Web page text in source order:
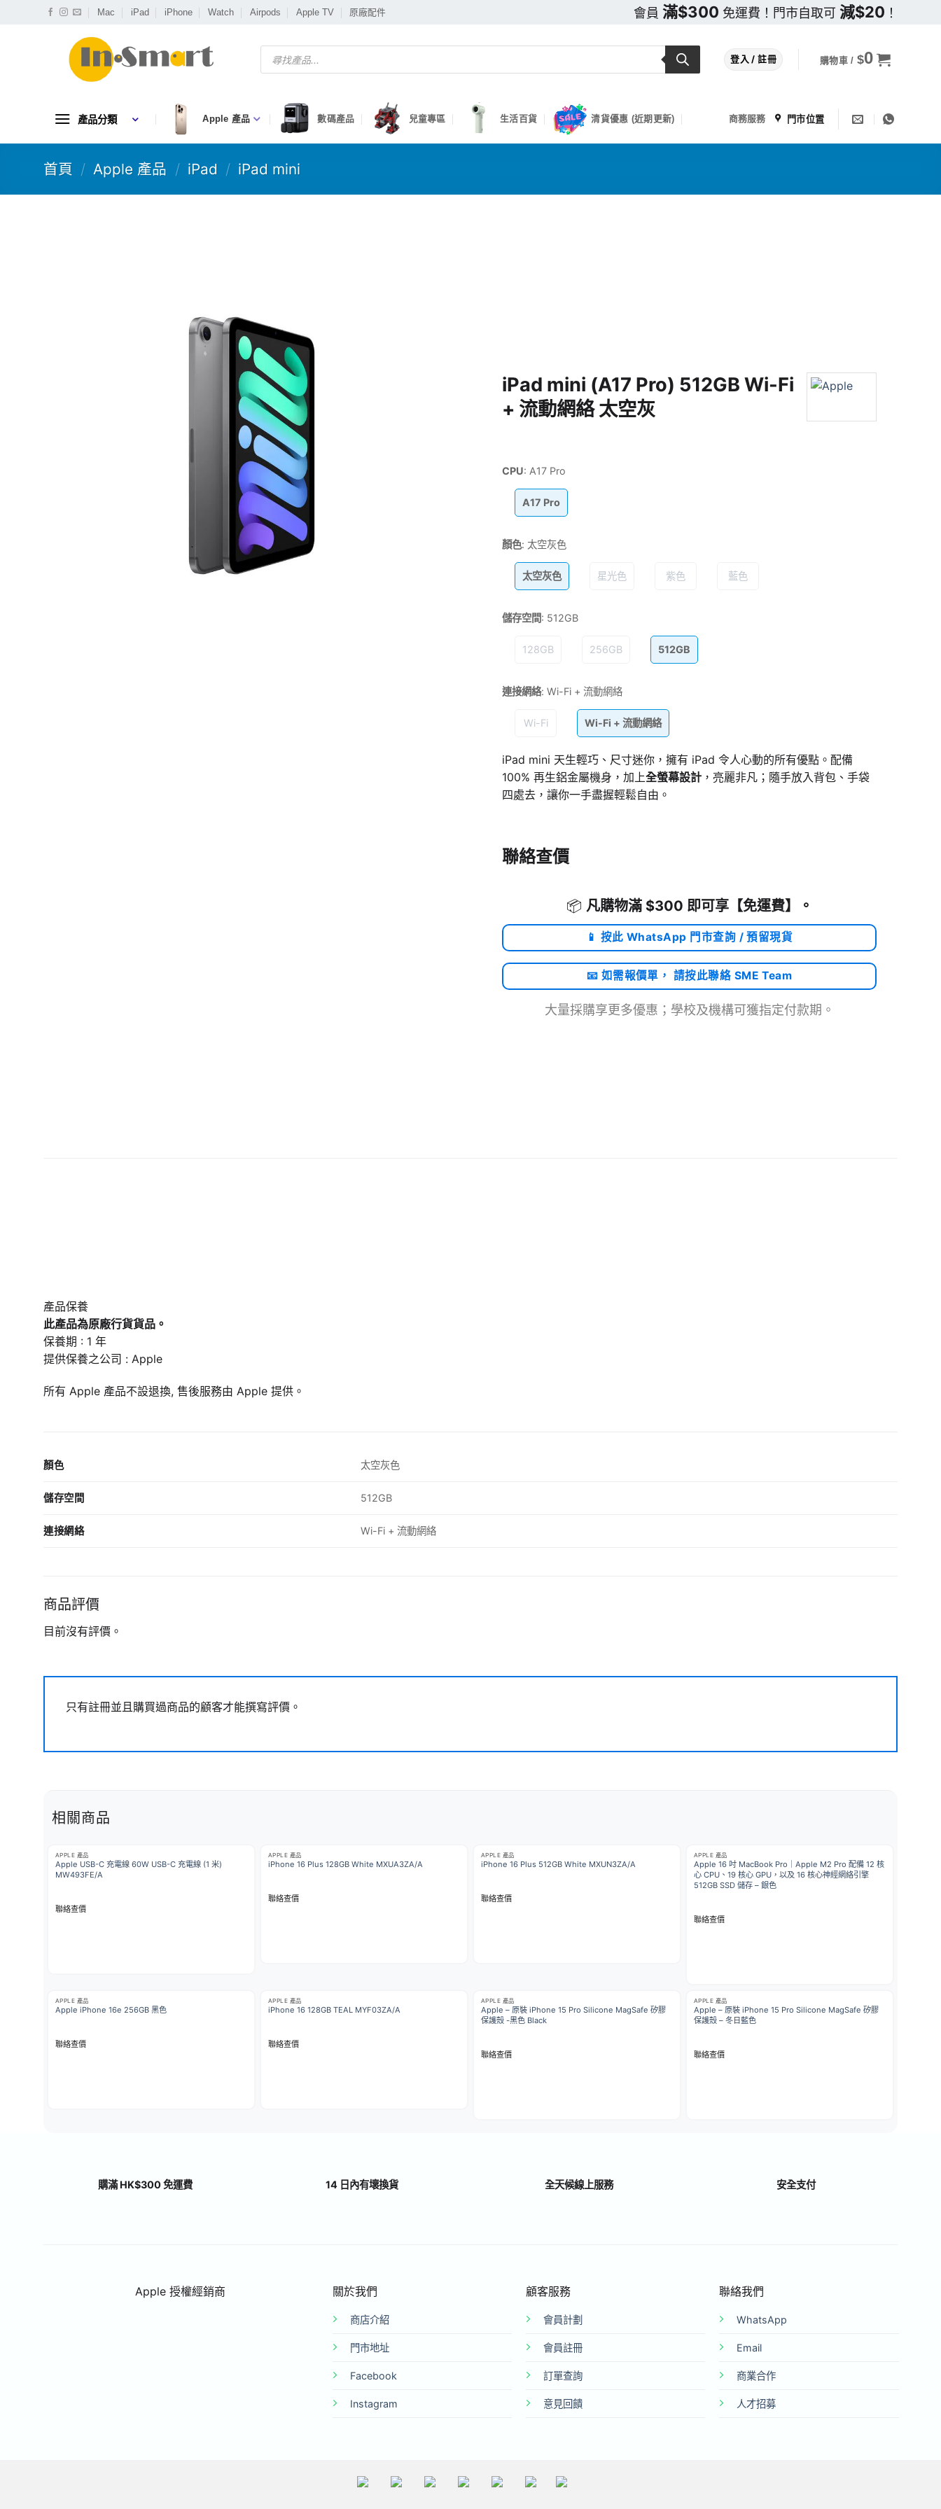
Mac iPad iPhone Watch Airpods Apple TV 原廠配件 會員 滿$300 免運費！門市自取可 減$20 ！
Products
search
登入 / 註冊 購物車 / $0
產品分類 Apple 產品 數碼產品 兒童專區 生活百貨 清貨優惠 (近期更新) 商務服務 門市位置
首頁 / Apple 產品 / iPad / iPad mini
iPad mini (A17 Pro) 512GB Wi-Fi
+ 流動網絡 太空灰
CPU: A17 Pro
A17 Pro
顏色: 太空灰色
太空灰色 星光色 紫色 藍色
儲存空間: 512GB
128GB 256GB 512GB
連接網絡: Wi-Fi + 流動網絡
Wi-Fi Wi-Fi + 流動網絡
iPad mini 天生輕巧、尺寸迷你，擁有 iPad 令人心動的所有優點。配備
100% 再生鋁金屬機身，加上全螢幕設計，亮麗非凡；隨手放入背包、 手袋
四處去，讓你一手盡握輕鬆自由。
聯絡查價
📦 凡購物滿 $300 即可享【免運費】 。
📱 按此 WhatsApp 門市查詢 / 預留現貨
📧 如需報價單， 請按此聯絡 SME Team
大量採購享更多優惠；學校及機構可獲指定付款期。
產品保養
此產品為原廠行貨貨品。
保養期 : 1 年
提供保養之公司 : Apple
所有 Apple 產品不設退換, 售後服務由 Apple 提供。
顏色 太空灰色
儲存空間 512GB
連接網絡 Wi-Fi + 流動網絡
商品評價
目前沒有評價。
只有註冊並且購買過商品的顧客才能撰寫評價。
相關商品
APPLE 產品
Apple USB-C 充電線 60W USB-C 充電線 (1 米)
MW493FE/A
聯絡查價
APPLE 產品
iPhone 16 Plus 128GB White MXUA3ZA/A
聯絡查價
APPLE 產品
iPhone 16 Plus 512GB White MXUN3ZA/A
聯絡查價
APPLE 產品
Apple 16 吋 MacBook Pro｜Apple M2 Pro 配備 12 核
心 CPU、19 核心 GPU，以及 16 核心神經網絡引擎
512GB SSD 儲存 – 銀色
聯絡查價
APPLE 產品
Apple iPhone 16e 256GB 黑色
聯絡查價
APPLE 產品
iPhone 16 128GB TEAL MYF03ZA/A
聯絡查價
APPLE 產品
Apple – 原裝 iPhone 15 Pro Silicone MagSafe 矽膠
保護殼 -黑色 Black
聯絡查價
APPLE 產品
Apple – 原裝 iPhone 15 Pro Silicone MagSafe 矽膠
保護殼 – 冬日藍色
聯絡查價
購滿 HK$300 免運費 14 日內有壞換貨 全天候線上服務 安全支付
Apple 授權經銷商 關於我們
商店介紹
門市地址
Facebook
Instagram
顧客服務
會員計劃
會員註冊
訂單查詢
意見回饋
聯絡我們
WhatsApp
Email
商業合作
人才招募